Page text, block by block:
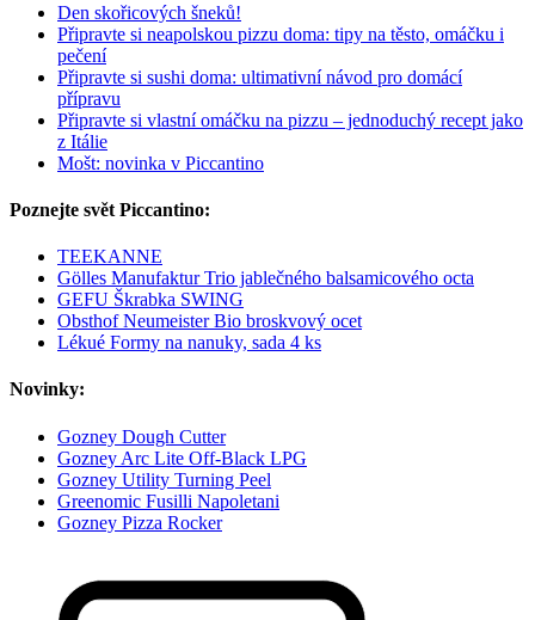
Den skořicových šneků!
Připravte si neapolskou pizzu doma: tipy na těsto, omáčku i
pečení
Připravte si sushi doma: ultimativní návod pro domácí
přípravu
Připravte si vlastní omáčku na pizzu – jednoduchý recept jako
z Itálie
Mošt: novinka v Piccantino
Poznejte svět Piccantino:
TEEKANNE
Gölles Manufaktur Trio jablečného balsamicového octa
GEFU Škrabka SWING
Obsthof Neumeister Bio broskvový ocet
Lékué Formy na nanuky, sada 4 ks
Novinky:
Gozney Dough Cutter
Gozney Arc Lite Off-Black LPG
Gozney Utility Turning Peel
Greenomic Fusilli Napoletani
Gozney Pizza Rocker